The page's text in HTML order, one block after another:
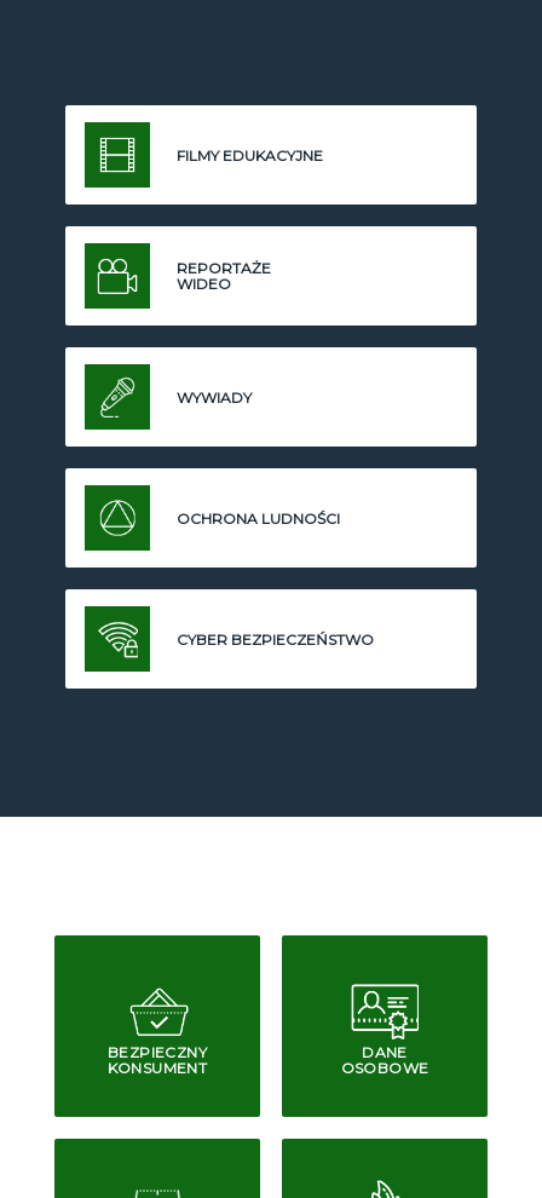
FILMY EDUKACYJNE
REPORTAŻE
WIDEO
WYWIADY
OCHRONA LUDNOŚCI
CYBER BEZPIECZEŃSTWO
BEZPIECZNY
KONSUMENT
DANE
OSOBOWE